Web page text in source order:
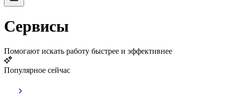
Сервисы
Помогают искать работу быстрее и эффективнее
Популярное сейчас